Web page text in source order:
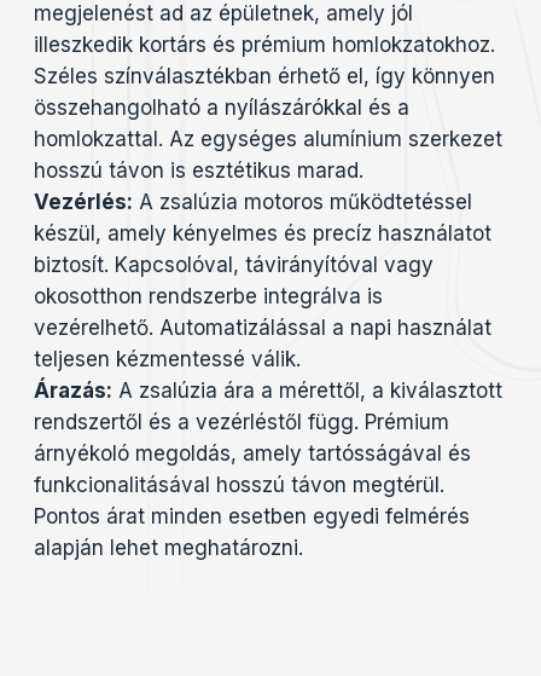
megjelenést ad az épületnek, amely jól
illeszkedik kortárs és prémium homlokzatokhoz.
Széles színválasztékban érhető el, így könnyen
összehangolható a nyílászárókkal és a
homlokzattal. Az egységes alumínium szerkezet
hosszú távon is esztétikus marad.
Vezérlés: A zsalúzia motoros működtetéssel
készül, amely kényelmes és precíz használatot
biztosít. Kapcsolóval, távirányítóval vagy
okosotthon rendszerbe integrálva is
vezérelhető. Automatizálással a napi használat
teljesen kézmentessé válik.
Árazás: A zsalúzia ára a mérettől, a kiválasztott
rendszertől és a vezérléstől függ. Prémium
árnyékoló megoldás, amely tartósságával és
funkcionalitásával hosszú távon megtérül.
Pontos árat minden esetben egyedi felmérés
alapján lehet meghatározni.